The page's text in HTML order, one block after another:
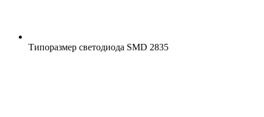
Типоразмер светодиода SMD 2835